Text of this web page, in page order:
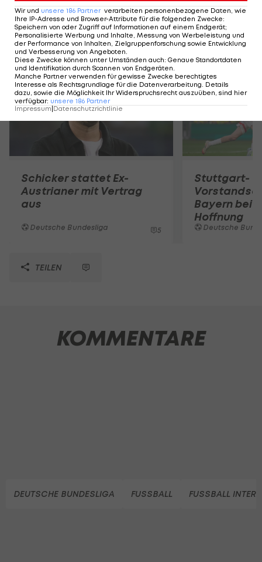
Mehr zum Thema
Schicker stattet Ex-
Austrianer mit Vertrag
aus
Deutsche Bundesliga 5
Stuttgart-
Bayern bei
Hoffnung
Deutsche
TEILEN
KOMMENTARE
DEUTSCHE BUNDESLIGA FUSSBALL FUSSBALL
Wir und unsere 186 Partner verarbeiten personenbezogene Daten, wie
Ihre IP-Adresse und Browser-Attribute für die folgenden Zwecke:
Speichern von oder Zugriff auf Informationen auf einem Endgerät;
Personalisierte Werbung und Inhalte, Messung von Werbeleistung und
der Performance von Inhalten, Zielgruppenforschung sowie Entwicklung
und Verbesserung von Angeboten
Diese Zwecke können unter Umständen auch: Genaue Standortdaten
und Identifikation durch Scannen von Endgeräten
Manche Partner verwenden für gewisse Zwecke berechtigtes
Interesse als Rechtsgrundlage für die Datenverarbeitung. Details
dazu, sowie die Möglichkeit Ihr Widerspruchsrecht auszuüben, sind hier
verfügbar: unsere 186 Partner
Impressum|Datenschutzrichtlinie